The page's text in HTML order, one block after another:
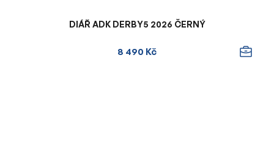
DIÁŘ ADK DERBY5 2026 ČERNÝ
8 490 Kč